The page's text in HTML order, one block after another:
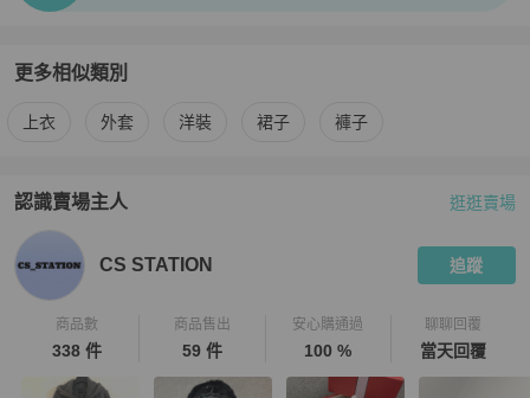
更多相似類別
更多 Alexander Wang 女裝 相似商品推薦
上衣 外套 洋裝 裙子 褲子
認識賣場主人
PopChill 拍拍圈嚴選賣家
逛逛賣場
CS STATION 追蹤
商品數
338 件
商品售出
59 件
安心購通過
100 %
聊聊回覆
當天回覆